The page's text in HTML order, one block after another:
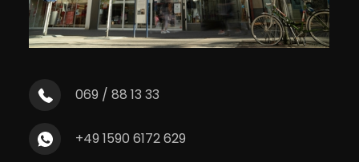
069 / 88 13 33
+49 1590 6172 629